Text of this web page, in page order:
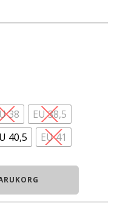
38
EU 38,5
40,5 EU 41